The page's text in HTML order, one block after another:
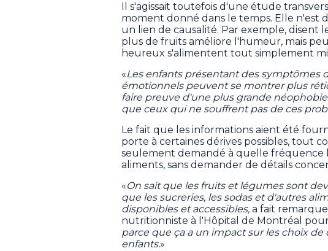
Il s'agissait toutefois d'une étude
moment donné dans le temps. Elle n'est
un lien de causalité. Par exemple,
plus de fruits améliore l'humeur, mais
heureux s'alimentent tout simplement
«Les enfants présentant des symptômes
émotionnels peuvent se montrer plus
faire preuve d'une plus grande
que ceux qui ne souffrent pas de ces
Le fait que les informations aient été
porte à certaines dérives possibles, tout
seulement demandé à quelle fréquence
aliments, sans demander de détails
«On sait que les fruits et légumes sont
que les sucreries, les sodas et d'autres
disponibles et accessibles, a fait
nutritionniste à l'Hôpital de Montréal
parce que ça a un impact sur les choix de
enfants.»